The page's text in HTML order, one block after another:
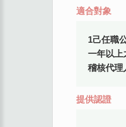
適合對象
1己任職
一年以上
稽核代理
提供認證